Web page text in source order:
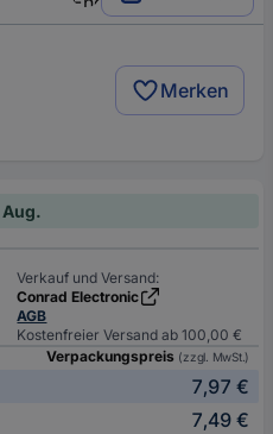
Merken
Verkauf und Versand:
Conrad Electronic
AGB
Kostenfreier Versand ab 100,00 €
Verpackungspreis (zzgl. MwSt.)
7,97 €
7,49 €